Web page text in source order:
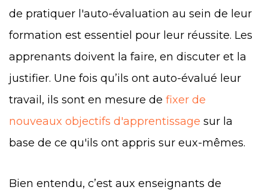
de pratiquer l'auto-évaluation au sein de leur
formation est essentiel pour leur réussite. Les
apprenants doivent la faire, en discuter et la
justifier. Une fois qu’ils ont auto-évalué leur
travail, ils sont en mesure de fixer de
nouveaux objectifs d'apprentissage sur la
base de ce qu'ils ont appris sur eux-mêmes.
Bien entendu, c’est aux enseignants de